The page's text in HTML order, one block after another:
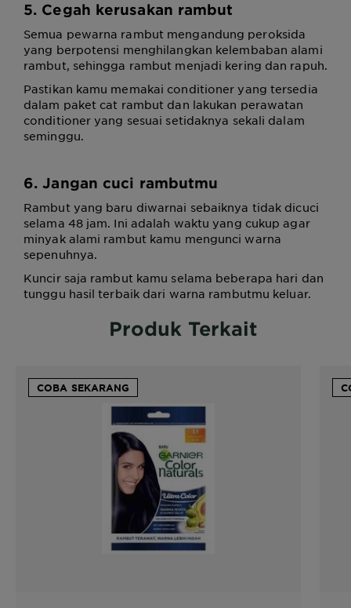
5. Cegah kerusakan rambut
Semua pewarna rambut mengandung peroksida
yang berpotensi menghilangkan kelembaban alami
rambut, sehingga rambut menjadi kering dan rapuh.
Pastikan kamu memakai conditioner yang tersedia
dalam paket cat rambut dan lakukan perawatan
conditioner yang sesuai setidaknya sekali dalam
seminggu.
6. Jangan cuci rambutmu
Rambut yang baru diwarnai sebaiknya tidak dicuci
selama 48 jam. Ini adalah waktu yang cukup agar
minyak alami rambut kamu mengunci warna
sepenuhnya.
Kuncir saja rambut kamu selama beberapa hari dan
tunggu hasil terbaik dari warna rambutmu keluar.
Produk Terkait
COBA SEKARANG